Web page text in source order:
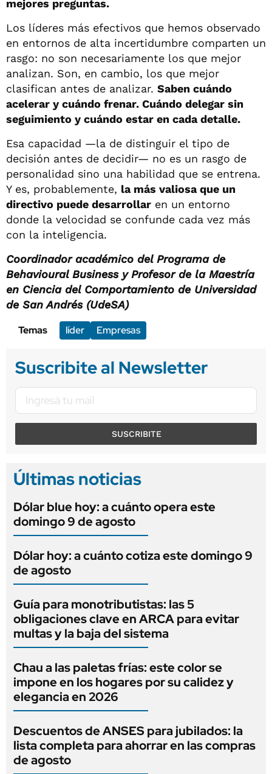
mejores preguntas.
Los líderes más efectivos que hemos observado
en entornos de alta incertidumbre comparten un
rasgo: no son necesariamente los que mejor
analizan. Son, en cambio, los que mejor
clasifican antes de analizar. Saben cuándo
acelerar y cuándo frenar. Cuándo delegar sin
seguimiento y cuándo estar en cada detalle.
Esa capacidad —la de distinguir el tipo de
decisión antes de decidir— no es un rasgo de
personalidad sino una habilidad que se entrena.
Y es, probablemente, la más valiosa que un
directivo puede desarrollar en un entorno
donde la velocidad se confunde cada vez más
con la inteligencia.
Coordinador académico del Programa de
Behavioural Business y Profesor de la Maestría
en Ciencia del Comportamiento de Universidad
de San Andrés (UdeSA)
Temas
líder Empresas
Suscribite al Newsletter
SUSCRIBITE
Últimas noticias
Dólar blue hoy: a cuánto opera este
domingo 9 de agosto
Dólar hoy: a cuánto cotiza este domingo 9
de agosto
Guía para monotributistas: las 5
obligaciones clave en ARCA para evitar
multas y la baja del sistema
Chau a las paletas frías: este color se
impone en los hogares por su calidez y
elegancia en 2026
Descuentos de ANSES para jubilados: la
lista completa para ahorrar en las compras
de agosto